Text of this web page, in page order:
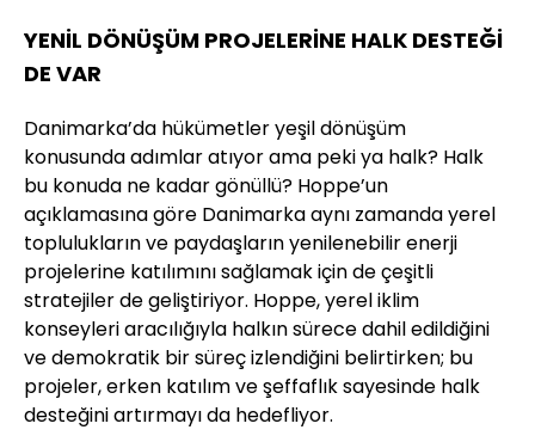
YENİL DÖNÜŞÜM PROJELERİNE HALK DESTEĞİ
DE VAR
Danimarka’da hükümetler yeşil dönüşüm
konusunda adımlar atıyor ama peki ya halk? Halk
bu konuda ne kadar gönüllü? Hoppe’un
açıklamasına göre Danimarka aynı zamanda yerel
toplulukların ve paydaşların yenilenebilir enerji
projelerine katılımını sağlamak için de çeşitli
stratejiler de geliştiriyor. Hoppe, yerel iklim
konseyleri aracılığıyla halkın sürece dahil edildiğini
ve demokratik bir süreç izlendiğini belirtirken; bu
projeler, erken katılım ve şeffaflık sayesinde halk
desteğini artırmayı da hedefliyor.